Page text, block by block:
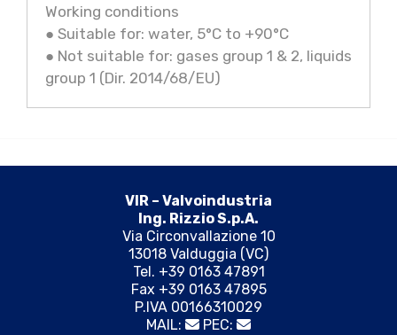
Working conditions
● Suitable for: water, 5°C to +90°C
● Not suitable for: gases group 1 & 2, liquids
group 1 (Dir. 2014/68/EU)
VIR – Valvoindustria
Ing. Rizzio S.p.A.
Via Circonvallazione 10
13018 Valduggia (VC)
Tel. +39 0163 47891
Fax +39 0163 47895
P.IVA 00166310029
MAIL:
PEC: